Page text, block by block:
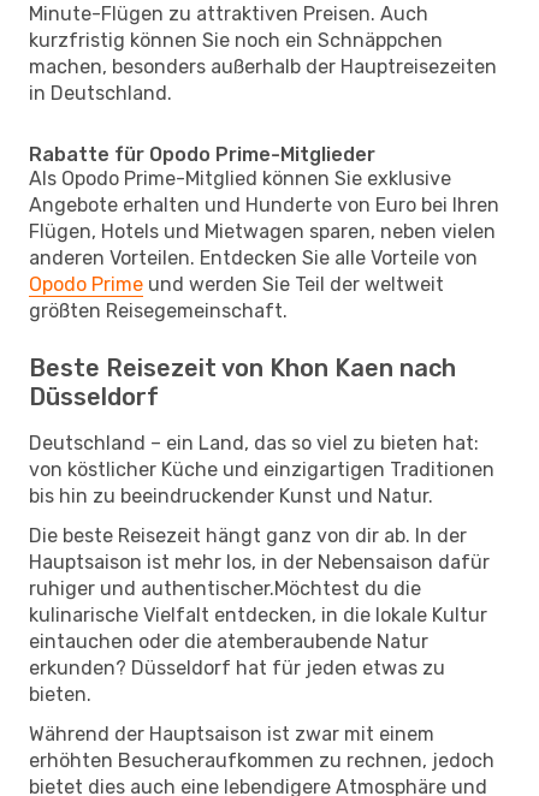
Minute-Flügen zu attraktiven Preisen. Auch
kurzfristig können Sie noch ein Schnäppchen
machen, besonders außerhalb der Hauptreisezeiten
in Deutschland.
Rabatte für Opodo Prime-Mitglieder
Als Opodo Prime-Mitglied können Sie exklusive
Angebote erhalten und Hunderte von Euro bei Ihren
Flügen, Hotels und Mietwagen sparen, neben vielen
anderen Vorteilen. Entdecken Sie alle Vorteile von
Opodo Prime und werden Sie Teil der weltweit
größten Reisegemeinschaft.
Beste Reisezeit von Khon Kaen nach
Düsseldorf
Deutschland – ein Land, das so viel zu bieten hat:
von köstlicher Küche und einzigartigen Traditionen
bis hin zu beeindruckender Kunst und Natur.
Die beste Reisezeit hängt ganz von dir ab. In der
Hauptsaison ist mehr los, in der Nebensaison dafür
ruhiger und authentischer.Möchtest du die
kulinarische Vielfalt entdecken, in die lokale Kultur
eintauchen oder die atemberaubende Natur
erkunden? Düsseldorf hat für jeden etwas zu
bieten.
Während der Hauptsaison ist zwar mit einem
erhöhten Besucheraufkommen zu rechnen, jedoch
bietet dies auch eine lebendigere Atmosphäre und